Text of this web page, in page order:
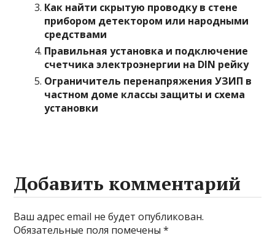
Как найти скрытую проводку в стене
прибором детектором или народными
средствами
Правильная установка и подключение
счетчика электроэнергии на DIN рейку
Ограничитель перенапряжения УЗИП в
частном доме классы защиты и схема
установки
Добавить комментарий
Ваш адрес email не будет опубликован.
Обязательные поля помечены*